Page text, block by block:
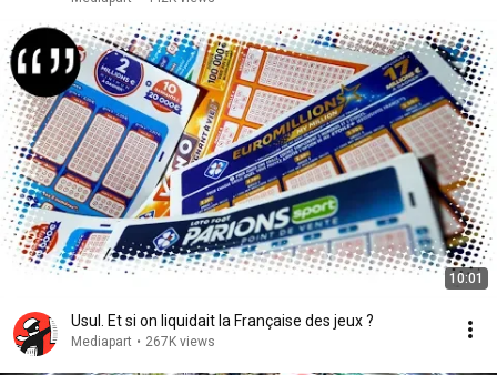
10:01
Usul. Et si on liquidait la Française des jeux ?
Mediapart • 267K views